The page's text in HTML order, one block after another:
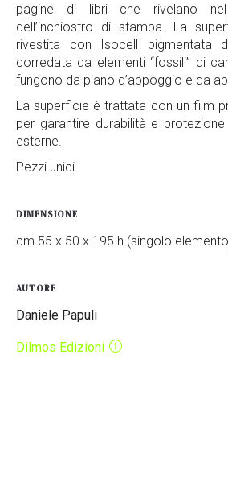
pagine di libri che rivelano
dell’inchiostro di stampa. La
rivestita con Isocell pigmentata
corredata da elementi “fossili” di
fungono da piano d’appoggio e da
La superficie è trattata con un film
per garantire durabilità e
esterne.
Pezzi unici.
DIMENSIONE
cm 55 x 50 x 195 h (singolo
AUTORE
Daniele Papuli
Dilmos Edizioni